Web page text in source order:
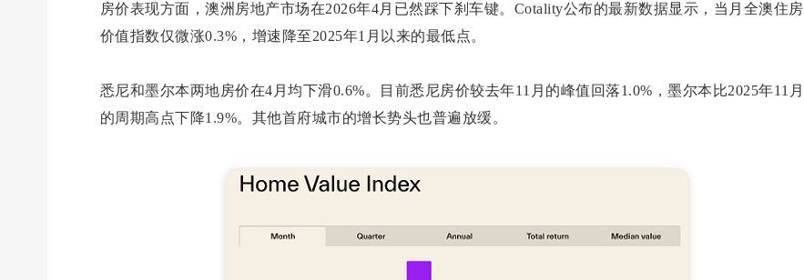
房价表现方面，澳洲房地产市场在2026年4月已然踩下刹车键。Cotality公布的最新数据显示，当月全澳住房
价值指数仅微涨0.3%，增速降至2025年1月以来的最低点。
悉尼和墨尔本两地房价在4月均下滑0.6%。目前悉尼房价较去年11月的峰值回落1.0%，墨尔本比2025年11月
的周期高点下降1.9%。其他首府城市的增长势头也普遍放缓。